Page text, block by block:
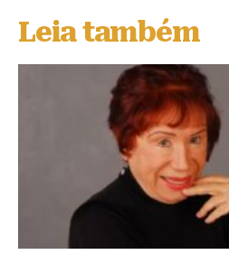
s
k
e
b
o
o
k
s
A
p
p
Leia também